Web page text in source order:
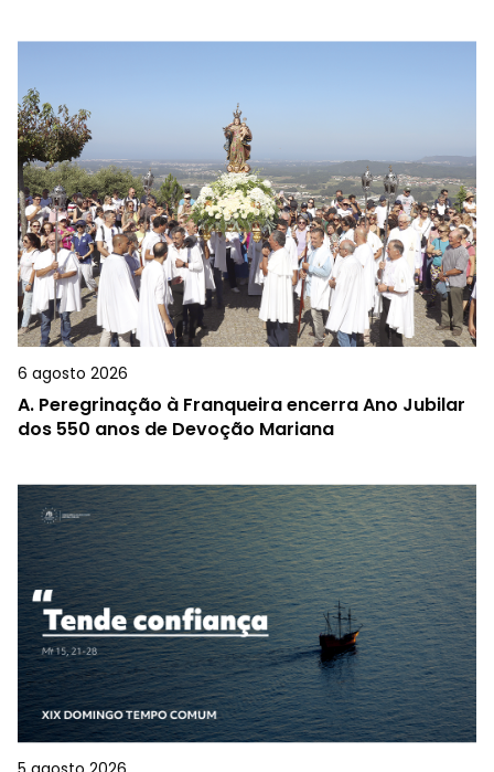
6 agosto 2026
A. Peregrinação à Franqueira encerra Ano Jubilar
dos 550 anos de Devoção Mariana